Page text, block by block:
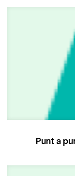
Punt a